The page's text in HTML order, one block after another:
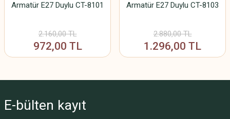
Armatür E27 Duylu CT-8101
2.160,00 TL
972,00 TL
Armatür E27 Duylu CT-8103
2.880,00 TL
1.296,00 TL
E-bülten kayıt